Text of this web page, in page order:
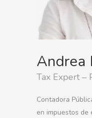
Andrea
Tax Expert –
Contadora
en impuestos de